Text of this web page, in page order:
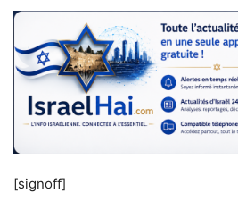
[signoff]